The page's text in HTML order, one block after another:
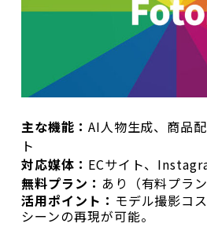
主な機能： AI人物生成、商品
ト
対応媒体： ECサイト、
無料プラン： あり（有料プラ
活用ポイント： モデル撮影コ
シーンの再現が可能。